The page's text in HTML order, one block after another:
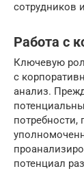
сотрудников
Работа с
Ключевую
с
анализ.
потребности,
потенциал